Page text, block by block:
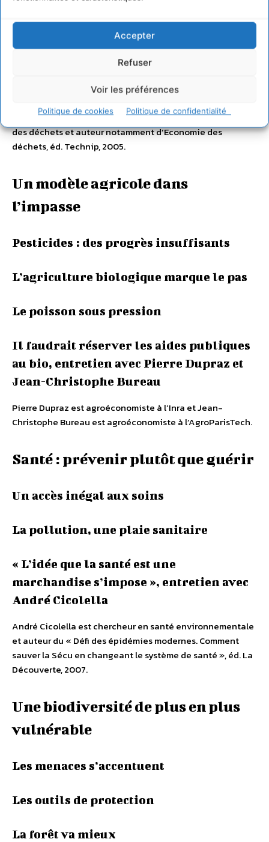
Accepter
Refuser
Voir les préférences
Politique de cookies Politique de confidentialité
Que deviennent nos déchets ?
« Elargir la responsabilité des
Gérard Bertolini est économiste spécialiste de la question
des déchets et auteur notamment d’Economie des
déchets, éd. Technip, 2005.
Un modèle agricole dans
l’impasse
Pesticides : des progrès insuffisants
L’agriculture biologique marque le pas
Le poisson sous pression
Il faudrait réserver les aides publiques
au bio, entretien avec Pierre Dupraz et
Jean-Christophe Bureau
Pierre Dupraz est agroéconomiste à l’Inra et Jean-
Christophe Bureau est agroéconomiste à l’AgroParisTech.
Santé : prévenir plutôt que guérir
Un accès inégal aux soins
La pollution, une plaie sanitaire
« L’idée que la santé est une
marchandise s’impose », entretien avec
André Cicolella
André Cicolella est chercheur en santé environnementale
et auteur du « Défi des épidémies modernes. Comment
sauver la Sécu en changeant le système de santé », éd. La
Découverte, 2007.
Une biodiversité de plus en plus
vulnérable
Les menaces s’accentuent
Les outils de protection
La forêt va mieux